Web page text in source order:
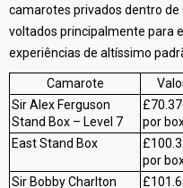
camarotes privados dentro de
voltados principalmente para
experiências de altíssimo
Camarote
Sir Alex Ferguson
Stand Box – Level 7
por
East Stand Box
por
Sir Bobby Charlton